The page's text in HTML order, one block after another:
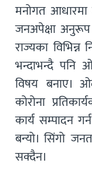
मनोगत
जनअपेक्षा अनुरूप
राज्यका
भन्दाभन्दै पनि
विषय बनाए।
कोरोना
कार्य सम्पादन
बन्यो। सिंगो
सक्दैन।